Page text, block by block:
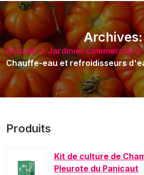
Archives:
Accueil Jardinier commercial
Chauffe-eau et refroidisseurs
Produits
Kit de culture de
Pleurote du Panicaut